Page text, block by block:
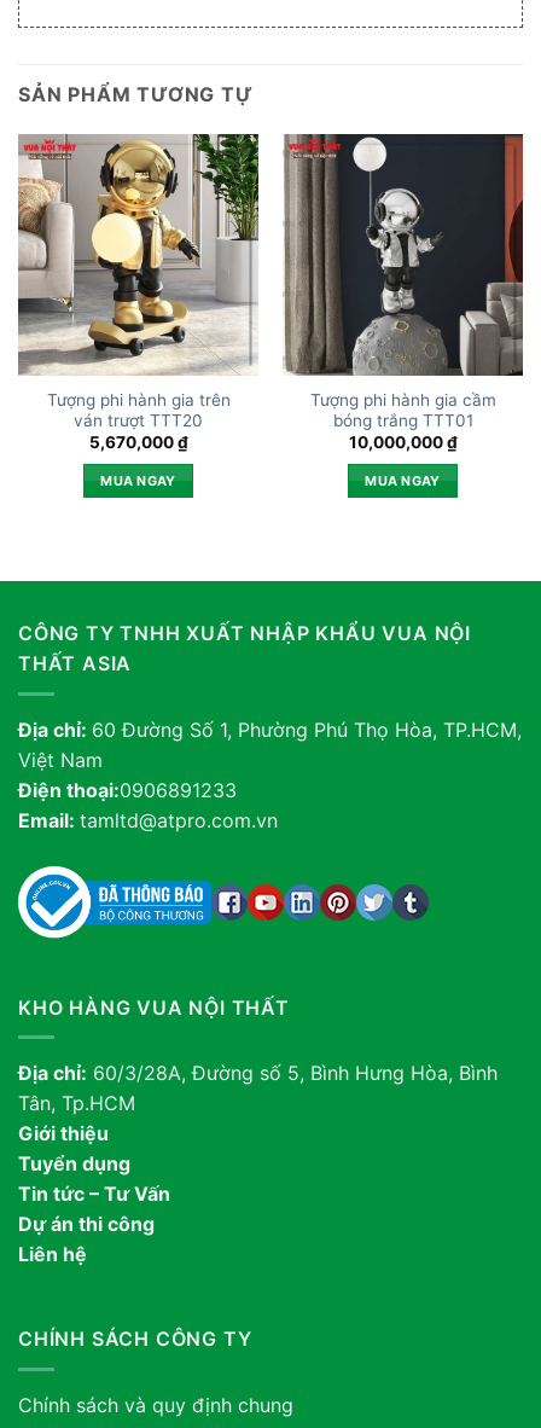
SẢN PHẨM TƯƠNG TỰ
Tượng phi hành gia trên
ván trượt TTT20
5,670,000₫
MUA NGAY
Tượng phi hành gia cầm
bóng trắng TTT01
10,000,000₫
MUA NGAY
CÔNG TY TNHH XUẤT NHẬP KHẨU VUA NỘI
THẤT ASIA
Địa chỉ: 60 Đường Số 1, Phường Phú Thọ Hòa, TP.HCM,
Việt Nam
Điện thoại:0906891233
Email: tamltd@atpro.com.vn
KHO HÀNG VUA NỘI THẤT
Địa chỉ: 60/3/28A, Đường số 5, Bình Hưng Hòa, Bình
Tân, Tp.HCM
Giới thiệu
Tuyển dụng
Tin tức – Tư Vấn
Dự án thi công
Liên hệ
CHÍNH SÁCH CÔNG TY
Chính sách và quy định chung